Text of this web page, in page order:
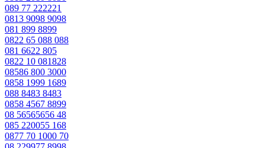
089 77 222221
0813 9098 9098
081 899 8899
0822 65 088 088
081 6622 805
0822 10 081828
08586 800 3000
0858 1999 1689
088 8483 8483
0858 4567 8899
08 56565656 48
085 220055 168
0877 70 1000 70